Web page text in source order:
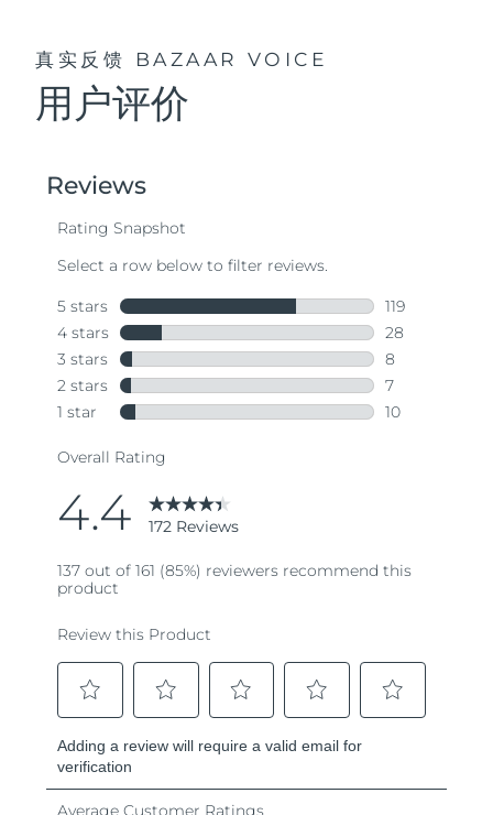
真实反馈 BAZAAR VOICE
用户评价